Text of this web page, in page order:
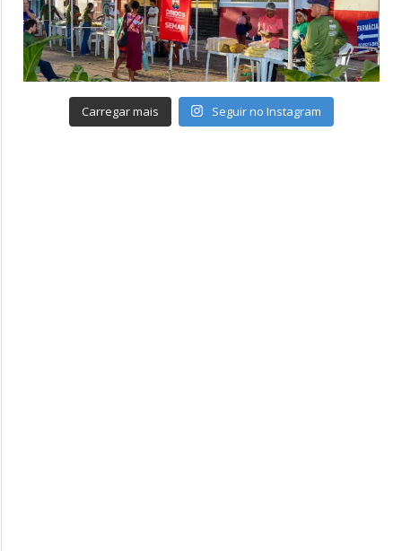
Carregar mais Seguir no Instagram